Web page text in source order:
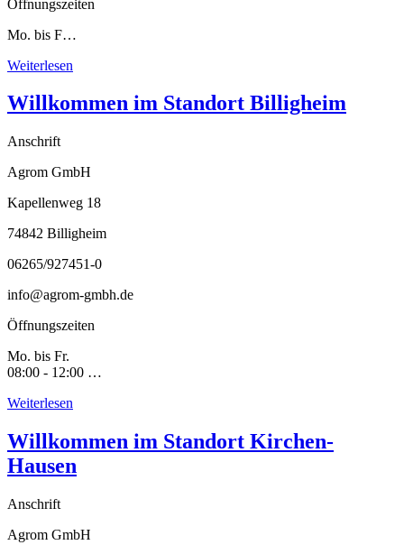
Öffnungszeiten
Mo. bis F…
Weiterlesen
Willkommen im Standort Billigheim
Anschrift
Agrom GmbH
Kapellenweg 18
74842 Billigheim
06265/927451-0
info@agrom-gmbh.de
Öffnungszeiten
Mo. bis Fr.
08:00 - 12:00 …
Weiterlesen
Willkommen im Standort Kirchen-
Hausen
Anschrift
Agrom GmbH